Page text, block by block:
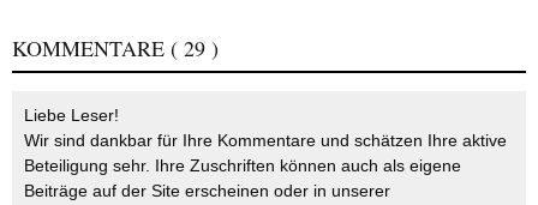
KOMMENTARE ( 29 )
Liebe Leser!
Wir sind dankbar für Ihre Kommentare und schätzen Ihre aktive
Beteiligung sehr. Ihre Zuschriften können auch als eigene
Beiträge auf der Site erscheinen oder in unserer